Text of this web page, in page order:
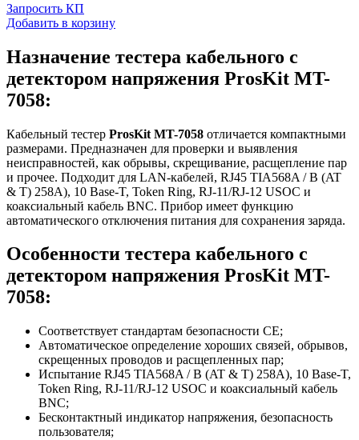
Запросить КП
Добавить в корзину
Назначение тестера кабельного с
детектором напряжения ProsKit MT-
7058:
Кабельный тестер ProsKit MT-7058 отличается компактными
размерами. Предназначен для проверки и выявления
неисправностей, как обрывы, скрещивание, расщепление пар
и прочее. Подходит для LAN-кабелей, RJ45 TIA568A / B (AT
& T) 258A), 10 Base-T, Token Ring, RJ-11/RJ-12 USOC и
коаксиальный кабель BNC. Прибор имеет функцию
автоматического отключения питания для сохранения заряда.
Особенности тестера кабельного с
детектором напряжения ProsKit MT-
7058:
Соответствует стандартам безопасности CE;
Автоматическое определение хороших связей, обрывов,
скрещенных проводов и расщепленных пар;
Испытание RJ45 TIA568A / B (AT & T) 258A), 10 Base-T,
Token Ring, RJ-11/RJ-12 USOC и коаксиальный кабель
BNC;
Бесконтактный индикатор напряжения, безопасность
пользователя;